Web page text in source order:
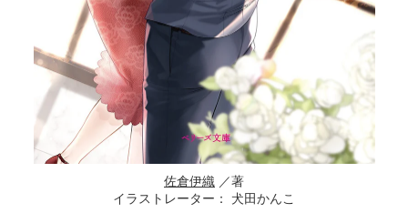
佐倉伊織 ／著
イラストレーター： 犬田かんこ